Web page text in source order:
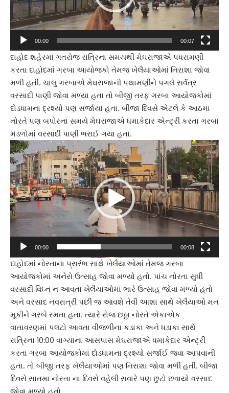
00:00 00:07
દાહોદ શહેરમાં ગતરોજ રાત્રિના સમયથી મેઘરાજાએ પધરામણી
કરતા દાહોદમાં ગરબા આયોજકો તેમજ ખેલૈયાઓમાં નિરાશા જોવા
મળી હતી. ચાલુ ગરબાએ મેઘરાજાની પથામણીને પગલે સર્વત્ર
વરસાદી પાણી જોવા મળ્યા હતા તો બીજી તરફ ગરબા આયોજકોમાં
દોડધામના દ્રશ્યો પણ સર્જાયા હતા. બીજા દિવસે એટલે કે આઠમા
નોરતે પણ બપોરના સમયે મેઘરાજાએ ધમાકેદાર એન્ટ્રી કરતા ગરબા
મંડળોમાં વરસાદી પાણી ભરાઈ ગયા હતા.
Video
Player
00:00 00:08
દાહોદમાં નોરતાના પ્રારંભ સાથે ખેલૈયાઓમાં તેમજ ગરબા
આયોજકોમાં અનેરો ઉત્સાહ જોવા મળ્યો હતો. પાંચ નોરતા સુધી
વરસાદી વિઘ્ન ન આવતા ખેલૈયાઓમાં ભારે ઉત્સાહ જોવા મળ્યો હતો
અને વરસાદ નવરાત્રી પછી જ આવશે તેવી આશા સાથે ખેલૈયાઓ મન
મૂકીને ગરબે રમતા હતા. ત્યારે રોજ છઠ્ઠા નોરતે એકાએક
વાતાવરણમાં પલટો આવતા વીજળીના કડાકા અને ધડાકા સાથે
રાત્રિના 10:00 વાગ્યાના આસપાસ મેઘરાજાએ ધમાકેદાર એન્ટ્રી
કરતા ગરબા આયોજકોમાં દોડધામના દ્રશ્યો સર્જાઈ જવા આપવાની
હતા. તો બીજી તરફ ખેલૈયાઓમાં પણ નિરાશા જોવા મળી હતી. બીજા
દિવસે સાતમા નોરતા ના દિવસે વહેલી સવારે પણ છુટો છવાયો વરસાદ